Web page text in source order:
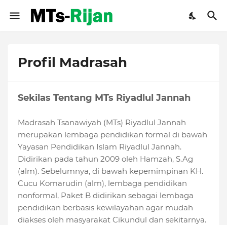
Profil Madrasah
Sekilas Tentang MTs Riyadlul Jannah
Madrasah Tsanawiyah (MTs) Riyadlul Jannah
merupakan lembaga pendidikan formal di bawah
Yayasan Pendidikan Islam Riyadlul Jannah.
Didirikan pada tahun 2009 oleh Hamzah, S.Ag
(alm). Sebelumnya, di bawah kepemimpinan KH.
Cucu Komarudin (alm), lembaga pendidikan
nonformal, Paket B didirikan sebagai lembaga
pendidikan berbasis kewilayahan agar mudah
diakses oleh masyarakat Cikundul dan sekitarnya.